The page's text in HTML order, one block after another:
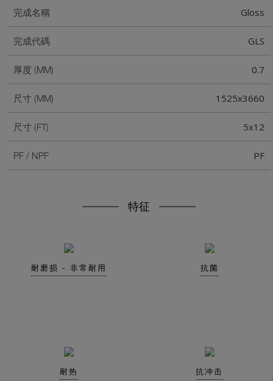
完成名稱 Gloss
完成代碼 GLS
厚度 (MM) 0.7
尺寸 (MM) 1525x3660
尺寸 (FT) 5x12
PF / NPF PF
特征
耐磨损 - 非常耐用 抗菌
耐热 抗冲击